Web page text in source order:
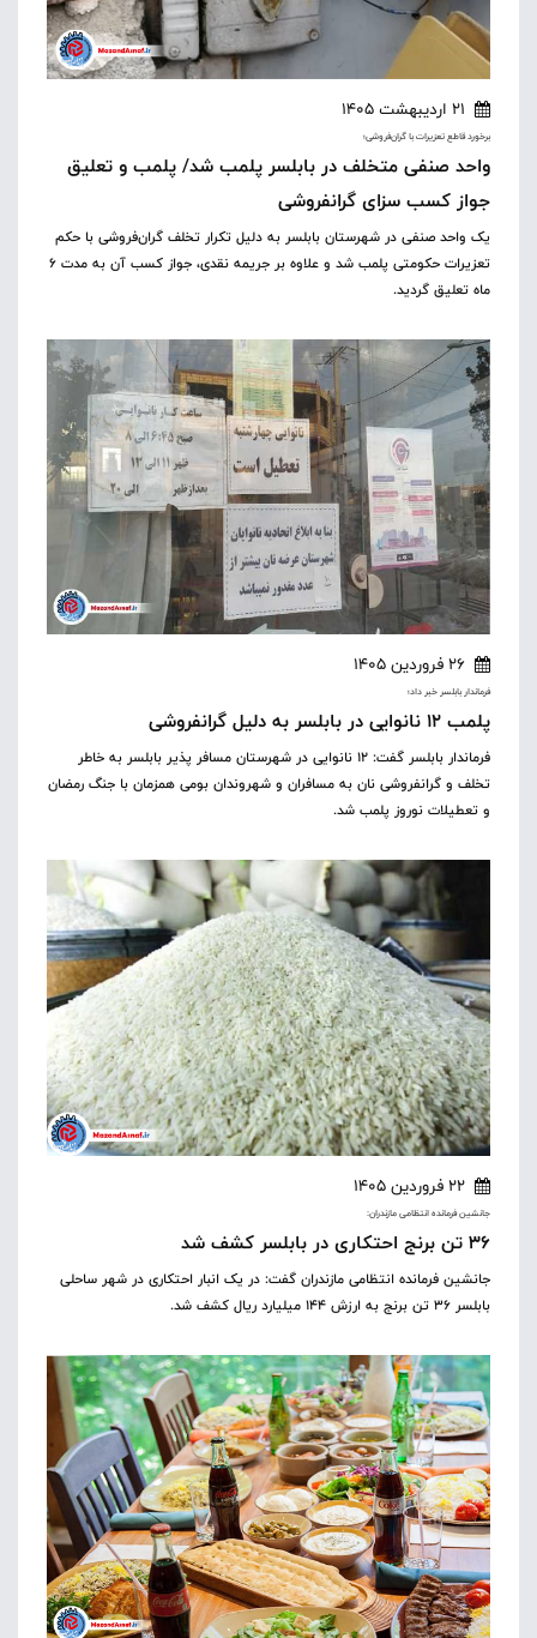
21 اردیبهشت 1405
برخورد قاطع تعزیرات با گران‌فروشی؛
واحد صنفی متخلف در بابلسر پلمب شد/ پلمب و تعلیق
جواز کسب سزای گرانفروشی
یک واحد صنفی در شهرستان بابلسر به دلیل تکرار تخلف گران‌فروشی با حکم
تعزیرات حکومتی پلمب شد و علاوه بر جریمه نقدی، جواز کسب آن به مدت ۶
ماه تعلیق گردید.
26 فروردین 1405
فرماندار بابلسر خبر داد؛
پلمب 12 نانوایی در بابلسر به دلیل گرانفروشی
فرماندار بابلسر گفت: ۱۲ نانوایی در شهرستان مسافر پذیر بابلسر به خاطر
تخلف و گرانفروشی نان به مسافران و شهروندان بومی همزمان با جنگ رمضان
و تعطیلات نوروز پلمب شد.
22 فروردین 1405
جانشین فرمانده انتظامی مازندران:
۳۶ تن برنج احتکاری در بابلسر کشف شد
جانشین فرمانده انتظامی مازندران گفت: در یک انبار احتکاری در شهر ساحلی
بابلسر ۳۶ تن برنج به ارزش ۱۴۴ میلیارد ریال کشف شد.